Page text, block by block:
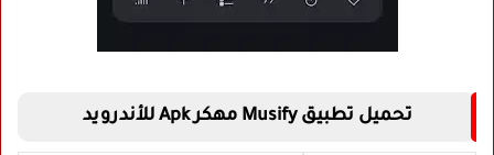
تحميل تطبيق Musify مهكر Apk للأندرويد